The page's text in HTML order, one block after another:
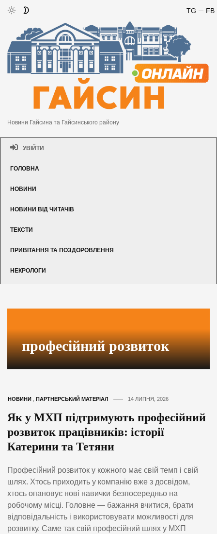
FB
TG
Новини Гайсина та Гайсинського району
УВІЙТИ
ГОЛОВНА
НОВИНИ
НОВИНИ ВІД ЧИТАЧІВ
ТЕКСТИ
ПРИВІТАННЯ ТА ПОЗДОРОВЛЕННЯ
НЕКРОЛОГИ
професійний розвиток
НОВИНИ ПАРТНЕРСЬКИЙ МАТЕРІАЛ 14 ЛИПНЯ, 2026
Як у МХП підтримують професійний
розвиток працівників: історії
Катерини та Тетяни
Професійний розвиток у кожного має свій темп і свій
шлях. Хтось приходить у компанію вже з досвідом,
хтось опановує нові навички безпосередньо на
робочому місці. Головне — бажання вчитися, брати
відповідальність і використовувати можливості для
розвитку. Саме так свій професійний шлях у МХП